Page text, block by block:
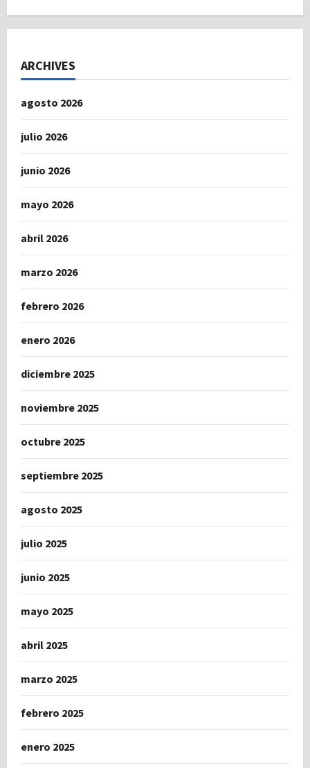
ARCHIVES
agosto 2026
julio 2026
junio 2026
mayo 2026
abril 2026
marzo 2026
febrero 2026
enero 2026
diciembre 2025
noviembre 2025
octubre 2025
septiembre 2025
agosto 2025
julio 2025
junio 2025
mayo 2025
abril 2025
marzo 2025
febrero 2025
enero 2025